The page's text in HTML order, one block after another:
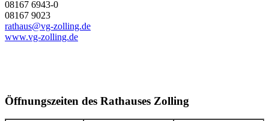
08167 6943-0
08167 9023
rathaus@vg-zolling.de
www.vg-zolling.de
Öffnungszeiten des Rathauses Zolling